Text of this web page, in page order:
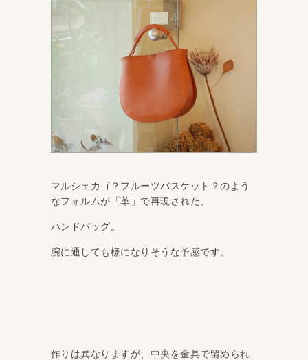
マルシェカゴ？フルーツバスケット？のよう
なフォルムが「革」で再現された、
ハンドバッグ。
腕に通しても様になりそうな予感です。
作りは異なりますが、中央を金具で留められ